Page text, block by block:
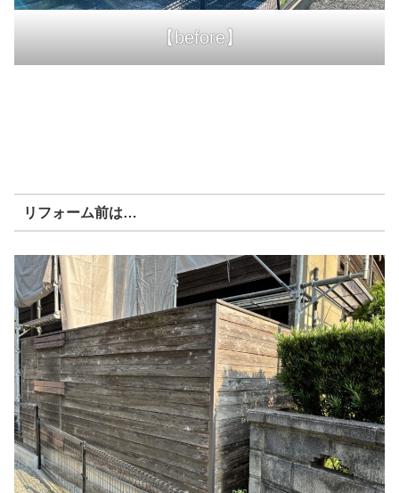
【before】
リフォーム前は…